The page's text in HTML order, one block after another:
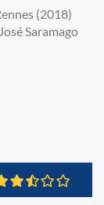
(2018)
Saramago